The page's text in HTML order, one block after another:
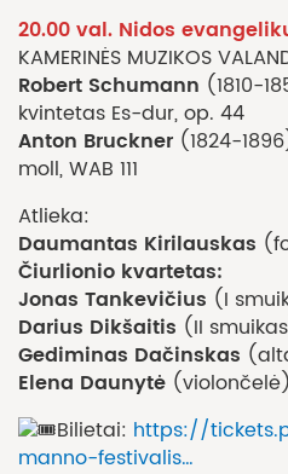
20.00 val. Nidos
KAMERINĖS MUZIKOS
Robert Schumann (1810-
kvintetas Es-dur, op. 44
Anton Bruckner (1824-
moll, WAB 111
Atlieka:
Daumantas Kirilauskas
Čiurlionio kvartetas:
Jonas Tankevičius (I
Darius Dikšaitis (II
Gediminas Dačinskas
Elena Daunytė (violončelė)
Bilietai: https://
manno-festivalis…